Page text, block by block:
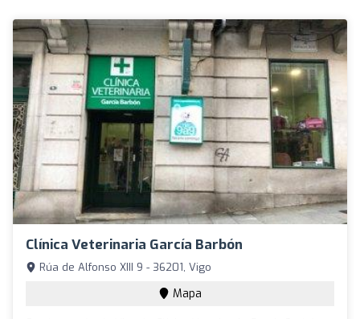
Clínica Veterinaria García Barbón
Rúa de Alfonso XIII 9 - 36201, Vigo
Mapa